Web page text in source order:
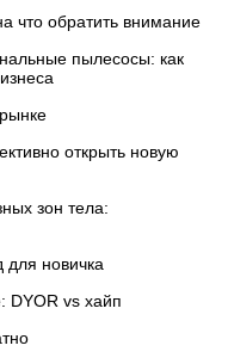
что обратить внимание
пылесосы: как
открыть новую
зон тела:
для новичка
DYOR vs хайп